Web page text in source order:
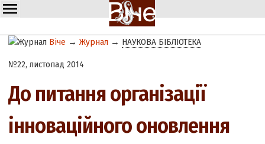
Віче →Журнал → НАУКОВА БІБЛІОТЕКА
№22, листопад 2014
До питання організації
інноваційного оновлення